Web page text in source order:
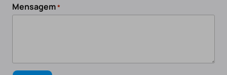
Mensagem*